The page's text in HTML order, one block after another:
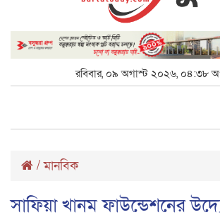
রবিবার, ০৯ অগাস্ট ২০২৬, ০৪:৩৮
/মানবিক
সাফিয়া খানম ফাউন্ডেশনের